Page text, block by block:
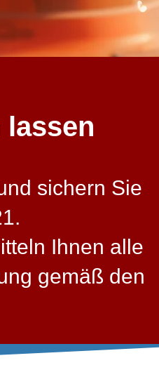
lassen
sichern Sie
Ihnen alle
gemäß den